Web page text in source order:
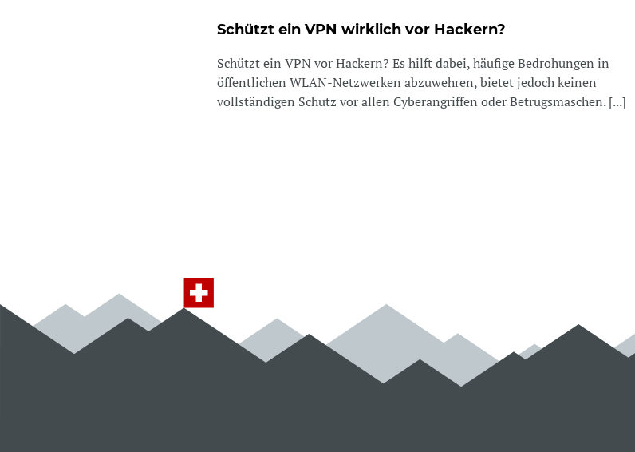
Schützt ein VPN wirklich vor Hackern?
Schützt ein VPN vor Hackern? Es hilft dabei, häufige Bedrohungen in
öffentlichen WLAN-Netzwerken abzuwehren, bietet jedoch keinen
vollständigen Schutz vor allen Cyberangriffen oder Betrugsmaschen. [...]